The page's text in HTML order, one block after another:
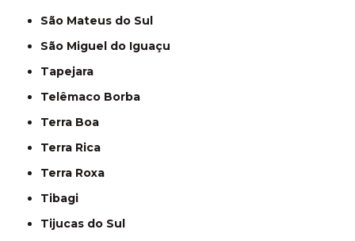
São Mateus do Sul
São Miguel do Iguaçu
Tapejara
Telêmaco Borba
Terra Boa
Terra Rica
Terra Roxa
Tibagi
Tijucas do Sul